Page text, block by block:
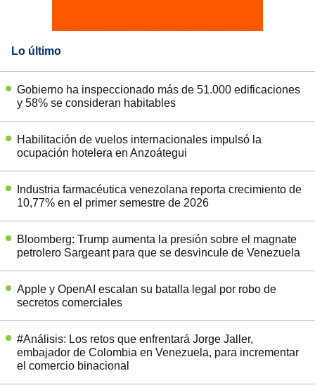
Lo último
Gobierno ha inspeccionado más de 51.000 edificaciones
y 58% se consideran habitables
Habilitación de vuelos internacionales impulsó la
ocupación hotelera en Anzoátegui
Industria farmacéutica venezolana reporta crecimiento de
10,77% en el primer semestre de 2026
Bloomberg: Trump aumenta la presión sobre el magnate
petrolero Sargeant para que se desvincule de Venezuela
Apple y OpenAI escalan su batalla legal por robo de
secretos comerciales
#Análisis: Los retos que enfrentará Jorge Jaller,
embajador de Colombia en Venezuela, para incrementar
el comercio binacional